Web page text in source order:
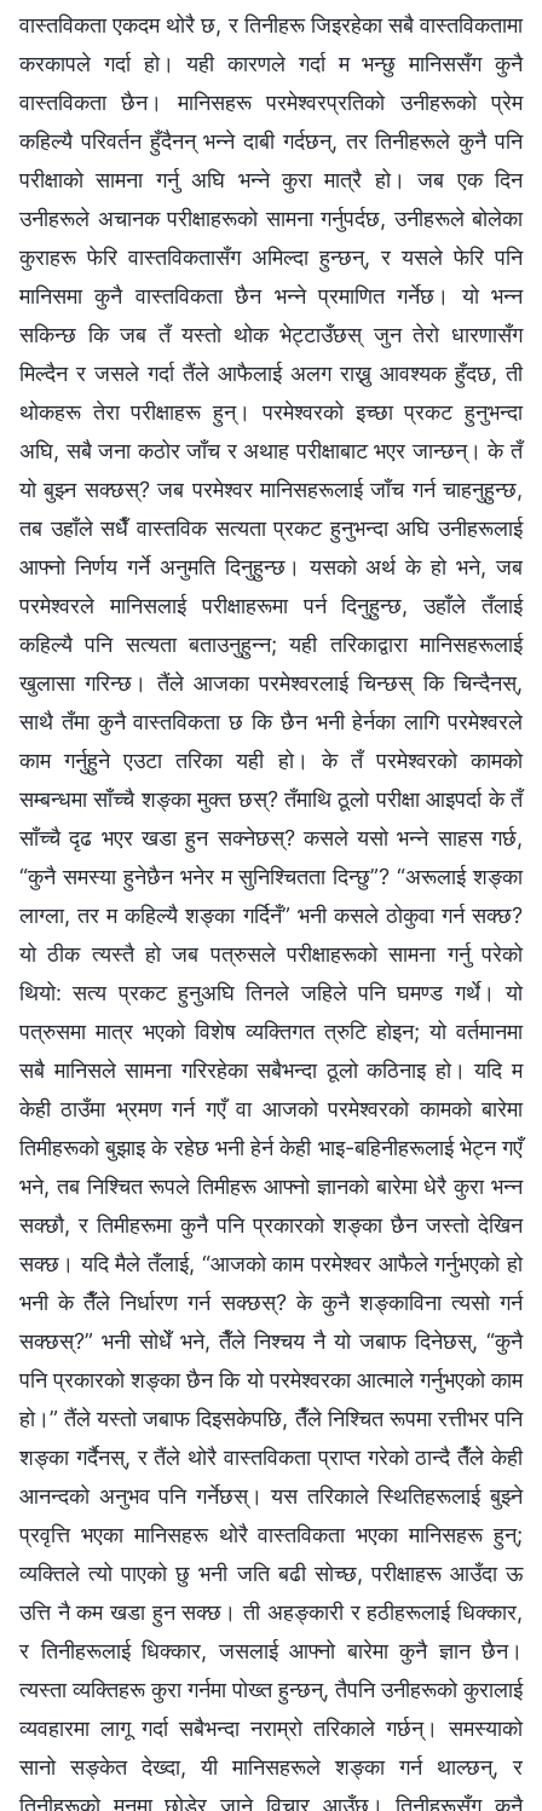
वास्तविकता एकदम थोरै छ, र तिनीहरू जिइरहेका सबै वास्तविकतामा
करकापले गर्दा हो। यही कारणले गर्दा म भन्छु मानिससँग कुनै
वास्तविकता छैन। मानिसहरू परमेश्‍वरप्रतिको उनीहरूको प्रेम
कहिल्यै परिवर्तन हुँदैनन् भन्ने दाबी गर्दछन्, तर तिनीहरूले कुनै पनि
परीक्षाको सामना गर्नु अघि भन्‍ने कुरा मात्रै हो। जब एक दिन
उनीहरूले अचानक परीक्षाहरूको सामना गर्नुपर्दछ, उनीहरूले बोलेका
कुराहरू फेरि वास्तविकतासँग अमिल्दा हुन्छन्, र यसले फेरि पनि
मानिसमा कुनै वास्तविकता छैन भन्‍ने प्रमाणित गर्नेछ। यो भन्न
सकिन्छ कि जब तँ यस्तो थोक भेट्टाउँछस् जुन तेरो धारणासँग
मिल्दैन र जसले गर्दा तैंले आफैलाई अलग राख्नु आवश्यक हुँदछ, ती
थोकहरू तेरा परीक्षाहरू हुन्। परमेश्‍वरको इच्छा प्रकट हुनुभन्दा
अघि, सबै जना कठोर जाँच र अथाह परीक्षाबाट भएर जान्छन्। के तँ
यो बुझ्न सक्छस्? जब परमेश्‍वर मानिसहरूलाई जाँच गर्न चाहनुहुन्छ,
तब उहाँले सधैँ वास्तविक सत्यता प्रकट हुनुभन्दा अघि उनीहरूलाई
आफ्नो निर्णय गर्ने अनुमति दिनुहुन्छ। यसको अर्थ के हो भने, जब
परमेश्‍वरले मानिसलाई परीक्षाहरूमा पर्न दिनुहुन्छ, उहाँले तँलाई
कहिल्यै पनि सत्यता बताउनुहुन्न; यही तरिकाद्वारा मानिसहरूलाई
खुलासा गरिन्छ। तैंले आजका परमेश्‍वरलाई चिन्छस् कि चिन्दैनस्,
साथै तँमा कुनै वास्तविकता छ कि छैन भनी हेर्नका लागि परमेश्‍वरले
काम गर्नुहुने एउटा तरिका यही हो। के तँ परमेश्‍वरको कामको
सम्बन्धमा साँच्‍चै शङ्का मुक्त छस्? तँमाथि ठूलो परीक्षा आइपर्दा के तँ
साँच्चै दृढ भएर खडा हुन सक्‍नेछस्? कसले यसो भन्ने साहस गर्छ,
“कुनै समस्या हुनेछैन भनेर म सुनिश्‍चितता दिन्छु”? “अरूलाई शङ्का
लाग्ला, तर म कहिल्यै शङ्का गर्दिनँ” भनी कसले ठोकुवा गर्न सक्छ?
यो ठीक त्यस्तै हो जब पत्रुसले परीक्षाहरूको सामना गर्नु परेको
थियो: सत्य प्रकट हुनुअघि तिनले जहिले पनि घमण्ड गर्थे। यो
पत्रुसमा मात्र भएको विशेष व्यक्तिगत त्रुटि होइन; यो वर्तमानमा
सबै मानिसले सामना गरिरहेका सबैभन्दा ठूलो कठिनाइ हो। यदि म
केही ठाउँमा भ्रमण गर्न गएँ वा आजको परमेश्‍वरको कामको बारेमा
तिमीहरूको बुझाइ के रहेछ भनी हेर्न केही भाइ-बहिनीहरूलाई भेट्न गएँ
भने, तब निश्‍चित रूपले तिमीहरू आफ्नो ज्ञानको बारेमा धेरै कुरा भन्न
सक्छौ, र तिमीहरूमा कुनै पनि प्रकारको शङ्का छैन जस्तो देखिन
सक्छ। यदि मैले तँलाई, “आजको काम परमेश्‍वर आफैले गर्नुभएको हो
भनी के तैँले निर्धारण गर्न सक्छस्? के कुनै शङ्काविना त्यसो गर्न
सक्छस्?” भनी सोधेँ भने, तैँले निश्‍चय नै यो जबाफ दिनेछस्, “कुनै
पनि प्रकारको शङ्का छैन कि यो परमेश्‍वरका आत्माले गर्नुभएको काम
हो।” तैंले यस्तो जबाफ दिइसकेपछि, तैँले निश्‍चित रूपमा रत्तीभर पनि
शङ्का गर्दैनस्, र तैंले थोरै वास्तविकता प्राप्त गरेको ठान्दै तैँले केही
आनन्दको अनुभव पनि गर्नेछस्। यस तरिकाले स्थितिहरूलाई बुझ्‍ने
प्रवृत्ति भएका मानिसहरू थोरै वास्तविकता भएका मानिसहरू हुन्;
व्यक्तिले त्यो पाएको छु भनी जति बढी सोच्छ, परीक्षाहरू आउँदा ऊ
उत्ति नै कम खडा हुन सक्छ। ती अहङ्कारी र हठीहरूलाई धिक्कार,
र तिनीहरूलाई धिक्कार, जसलाई आफ्‍नो बारेमा कुनै ज्ञान छैन।
त्यस्ता व्यक्तिहरू कुरा गर्नमा पोख्त हुन्छन्, तैपनि उनीहरूको कुरालाई
व्यवहारमा लागू गर्दा सबैभन्दा नराम्रो तरिकाले गर्छन्। समस्याको
सानो सङ्केत देख्दा, यी मानिसहरूले शङ्का गर्न थाल्छन्, र
तिनीहरूको मनमा छोडेर जाने विचार आउँछ। तिनीहरूसँग कुनै